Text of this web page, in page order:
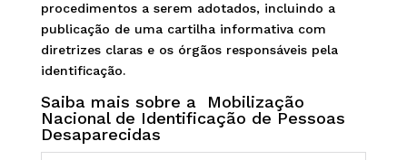
procedimentos a serem adotados, incluindo a
publicação de uma cartilha informativa com
diretrizes claras e os órgãos responsáveis pela
identificação.
Saiba mais sobre a
Mobilização
Nacional de Identificação de Pessoas
Desaparecidas